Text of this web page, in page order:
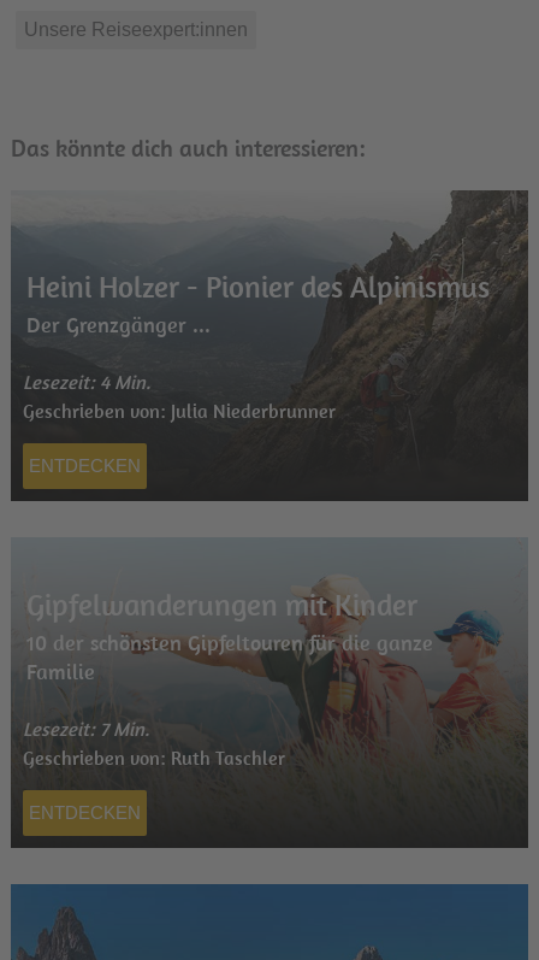
Unsere Reiseexpert:innen
Das könnte dich auch interessieren:
Heini Holzer - Pionier des Alpinismus
Der Grenzgänger ...
Lesezeit: 4 Min.
Geschrieben von: Julia Niederbrunner
ENTDECKEN
Gipfelwanderungen mit Kinder
10 der schönsten Gipfeltouren für die ganze
Familie
Lesezeit: 7 Min.
Geschrieben von: Ruth Taschler
ENTDECKEN